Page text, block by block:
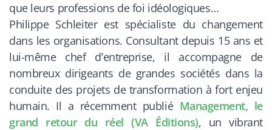
que leurs professions de foi idéologiques…
Philippe Schleiter est spécialiste du changement
dans les organisations. Consultant depuis 15 ans et
lui-même chef d’entreprise, il accompagne de
nombreux dirigeants de grandes sociétés dans la
conduite des projets de transformation à fort enjeu
humain. Il a récemment publié Management, le
grand retour du réel (VA Éditions), un vibrant